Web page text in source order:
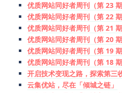
优质网站同好者周刊（第 23
优质网站同好者周刊（第 22
优质网站同好者周刊（第 21
优质网站同好者周刊（第 20
优质网站同好者周刊（第 19
优质网站同好者周刊（第 18
开启技术变现之路，探索第三
云集优站，尽在「倾城之链」